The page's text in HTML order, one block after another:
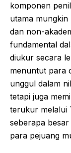
komponen
utama
dan non-
fundamental
diukur secara
menuntut para
unggul dalam
tetapi juga
terukur melalui
seberapa
para pejuang